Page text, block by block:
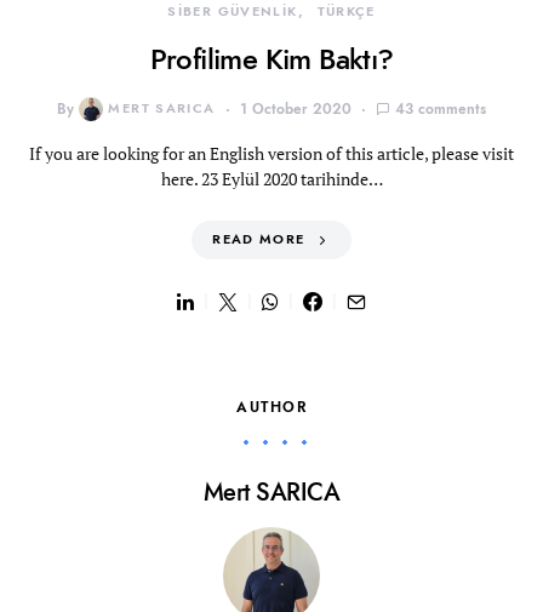
SİBER GÜVENLİK TÜRKÇE
Profilime Kim Baktı?
By MERT SARICA 1 October 2020 43 comments
If you are looking for an English version of this article, please visit
here. 23 Eylül 2020 tarihinde…
READ MORE
AUTHOR
Mert SARICA